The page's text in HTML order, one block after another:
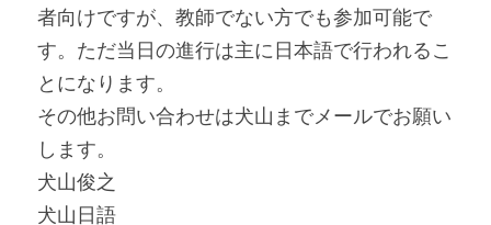
者向けですが、教師でない方でも参加可能で
す。ただ当日の進行は主に日本語で行われるこ
とになります。
その他お問い合わせは犬山までメールでお願い
します。
犬山俊之
犬山日語